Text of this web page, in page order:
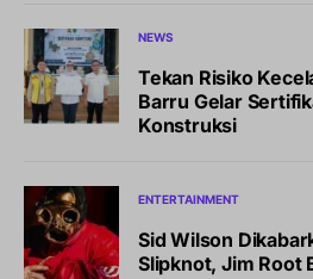
NEWS
Tekan Risiko
Barru Gelar
Konstruksi
ENTERTAINMENT
Sid Wilson
Slipknot, Jim Root